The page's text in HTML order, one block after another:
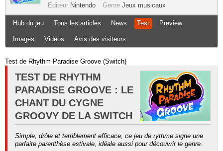
Editeur Nintendo Genre Jeux musicaux
Hub du jeu Tous les articles News Test Preview
Images Vidéos Avis des visiteurs
Test de Rhythm Paradise Groove (Switch)
TEST DE RHYTHM
PARADISE GROOVE : LE
CHANT DU CYGNE
GROOVY DE LA SWITCH
Simple, drôle et terriblement efficace, ce jeu de rythme signe une
parfaite parenthèse estivale, idéale aussi pour découvrir le genre.